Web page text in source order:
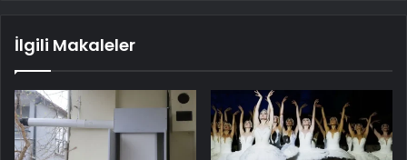
İlgili Makaleler